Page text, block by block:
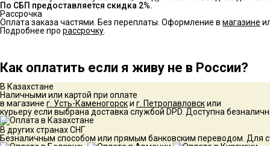
По СБП предоставляется скидка 2%.
Рассрочка
Оплата заказа частями. Без переплаты. Оформление в магазине
Подробнее про рассрочку
Как оплатить если я живу не в России?
В Казахстане
Наличными или картой при оплате
в магазине г. Усть-Каменогорски г. Петропавловскили
курьеру если выбрана доставка службой DPD. Доступна
В других странах СНГ
Безналичным способом или прямым банковским переводом. Для